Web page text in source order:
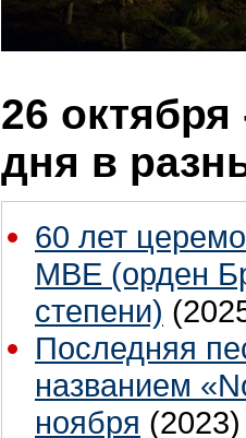
26 октября
дня в
60 лет
МВЕ (орден
степени)
Последняя
названием
ноября (2023)